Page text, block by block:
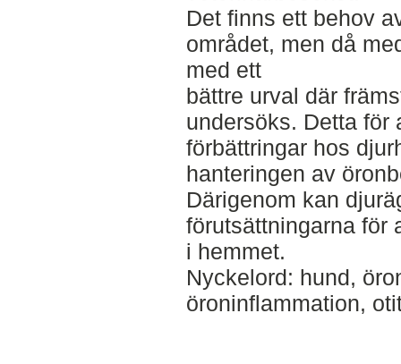
Det finns ett behov
området, men då
med ett
bättre urval där
undersöks. Detta för
förbättringar hos
hanteringen av
Därigenom kan
förutsättningarna för
i hemmet.
Nyckelord: hund,
öroninflammation,